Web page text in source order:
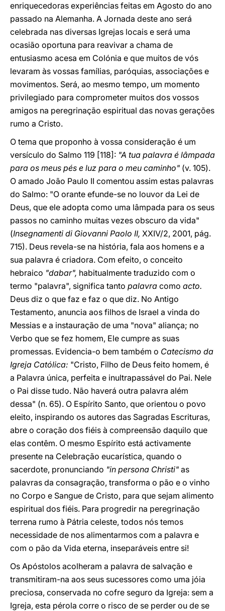
enriquecedoras experiências feitas em Agosto do ano
passado na Alemanha. A Jornada deste ano será
celebrada nas diversas Igrejas locais e será uma
ocasião oportuna para reavivar a chama de
entusiasmo acesa em Colónia e que muitos de vós
levaram às vossas famílias, paróquias, associações e
movimentos. Será, ao mesmo tempo, um momento
privilegiado para comprometer muitos dos vossos
amigos na peregrinação espiritual das novas gerações
rumo a Cristo.
O tema que proponho à vossa consideração é um
versículo do Salmo 119 [118]: "A tua palavra é lâmpada
para os meus pés e luz para o meu caminho" (v. 105).
O amado João Paulo II comentou assim estas palavras
do Salmo: "O orante efunde-se no louvor da Lei de
Deus, que ele adopta como uma lâmpada para os seus
passos no caminho muitas vezes obscuro da vida"
(Insegnamenti di Giovanni Paolo II, XXIV/2, 2001, pág.
715). Deus revela-se na história, fala aos homens e a
sua palavra é criadora. Com efeito, o conceito
hebraico "dabar", habitualmente traduzido com o
termo "palavra", significa tanto palavra como acto.
Deus diz o que faz e faz o que diz. No Antigo
Testamento, anuncia aos filhos de Israel a vinda do
Messias e a instauração de uma "nova" aliança; no
Verbo que se fez homem, Ele cumpre as suas
promessas. Evidencia-o bem também o Catecismo da
Igreja Católica: "Cristo, Filho de Deus feito homem, é
a Palavra única, perfeita e inultrapassável do Pai. Nele
o Pai disse tudo. Não haverá outra palavra além
dessa" (n. 65). O Espírito Santo, que orientou o povo
eleito, inspirando os autores das Sagradas Escrituras,
abre o coração dos fiéis à compreensão daquilo que
elas contêm. O mesmo Espírito está activamente
presente na Celebração eucarística, quando o
sacerdote, pronunciando "in persona Christi" as
palavras da consagração, transforma o pão e o vinho
no Corpo e Sangue de Cristo, para que sejam alimento
espiritual dos fiéis. Para progredir na peregrinação
terrena rumo à Pátria celeste, todos nós temos
necessidade de nos alimentarmos com a palavra e
com o pão da Vida eterna, inseparáveis entre si!
Os Apóstolos acolheram a palavra de salvação e
transmitiram-na aos seus sucessores como uma jóia
preciosa, conservada no cofre seguro da Igreja: sem a
Igreja, esta pérola corre o risco de se perder ou de se